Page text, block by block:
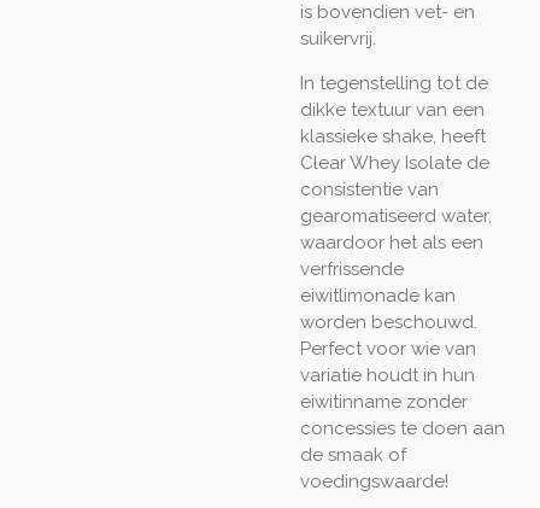
is bovendien vet- en
suikervrij.
In tegenstelling tot de
dikke textuur van een
klassieke shake, heeft
Clear Whey Isolate de
consistentie van
gearomatiseerd water,
waardoor het als een
verfrissende
eiwitlimonade kan
worden beschouwd.
Perfect voor wie van
variatie houdt in hun
eiwitinname zonder
concessies te doen aan
de smaak of
voedingswaarde!